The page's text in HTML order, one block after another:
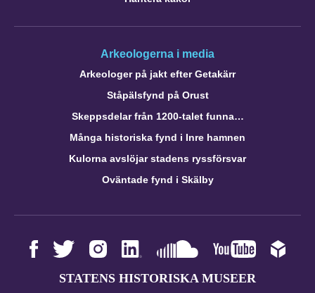
Arkeologerna i media
Arkeologer på jakt efter Getakärr
Ståpälsfynd på Orust
Skeppsdelar från 1200-talet funna…
Många historiska fynd i Inre hamnen
Kulorna avslöjar stadens ryssförsvar
Oväntade fynd i Skälby
STATENS HISTORISKA MUSEER